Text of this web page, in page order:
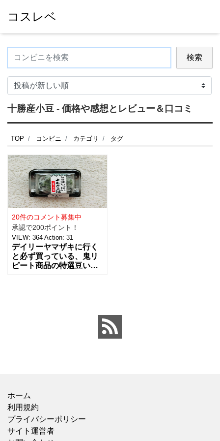
コスレベ
検索
十勝産小豆 - 価格や感想とレビュー＆口コミ
TOP コンビニ カテゴリ タグ
20件のコメント募集中
承認で200ポイント！
VIEW: 364 Action: 31
デイリーヤマザキに行く
と必ず買っている、鬼リ
ピート商品の特選豆いっ
ホーム
利用規約
プライバシーポリシー
サイト運営者